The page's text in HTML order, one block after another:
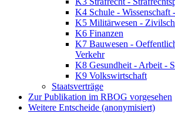
K4 Schule - Wissenschaft
K5 Militärwesen -
K6 Finanzen
K7 Bauwesen -
Verkehr
K8 Gesundheit - Arbeit -
K9 Volkswirtschaft
Staatsverträge
Zur Publikation im RBOG vorgesehen
Weitere Entscheide (anonymisiert)